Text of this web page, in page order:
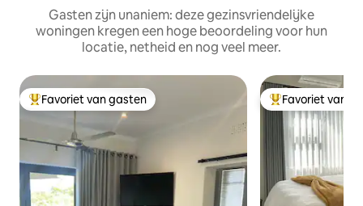
Gasten zijn unaniem: deze gezinsvriendelijke
woningen kregen een hoge beoordeling voor hun
locatie, netheid en nog veel meer.
Topfavoriet van gasten
Favoriet van gasten Topfavoriet van
Favoriet van